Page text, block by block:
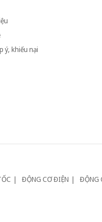
ý, khiếu nại
ĐỘNG CƠ ĐIỆN ĐỘNG